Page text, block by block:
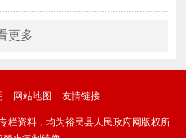
更多
网站地图 友情链接
栏资料，均为裕民县人民政府网版权所